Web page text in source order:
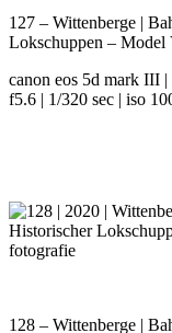
127 – Wittenberge |
Lokschuppen – Model
canon eos 5d mark III
f5.6 | 1/320 sec | iso
128 – Wittenberge |